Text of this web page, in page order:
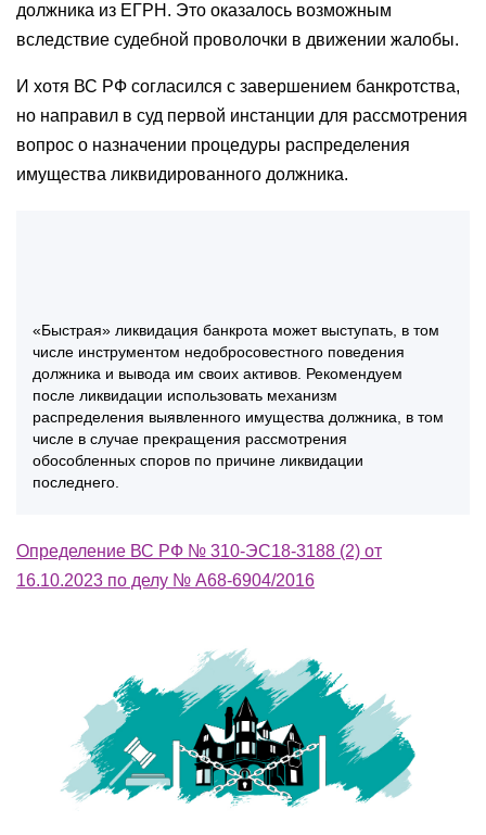
должника из ЕГРН. Это оказалось возможным
вследствие судебной проволочки в движении жалобы.
И хотя ВС РФ согласился с завершением банкротства,
но направил в суд первой инстанции для рассмотрения
вопрос о назначении процедуры распределения
имущества ликвидированного должника.
«Быстрая» ликвидация банкрота может выступать, в том
числе инструментом недобросовестного поведения
должника и вывода им своих активов. Рекомендуем
после ликвидации использовать механизм
распределения выявленного имущества должника, в том
числе в случае прекращения рассмотрения
обособленных споров по причине ликвидации
последнего.
Определение ВС РФ № 310-ЭС18-3188 (2) от
16.10.2023 по делу № А68-6904/2016